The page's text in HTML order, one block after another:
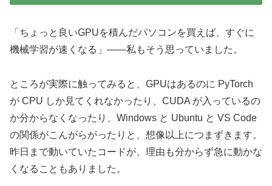
「ちょっと良いGPUを積んだパソコンを買えば、すぐに
機械学習が速くなる」——私もそう思っていました。
ところが実際に触ってみると、GPUはあるのに PyTorch
が CPU しか見てくれなかったり、CUDA が入っているの
か分からなくなったり、Windows と Ubuntu と VS Code
の関係がこんがらがったりと、想像以上につまずきます。
昨日まで動いていたコードが、理由も分からず急に動かな
くなることもありました。